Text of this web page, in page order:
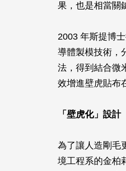
果，也是相當關
2003 年斯提博
導體製模技術，
法，得到結合微
效增進壁虎貼布
「壁虎化」設計
為了讓人造剛毛
境工程系的金柏